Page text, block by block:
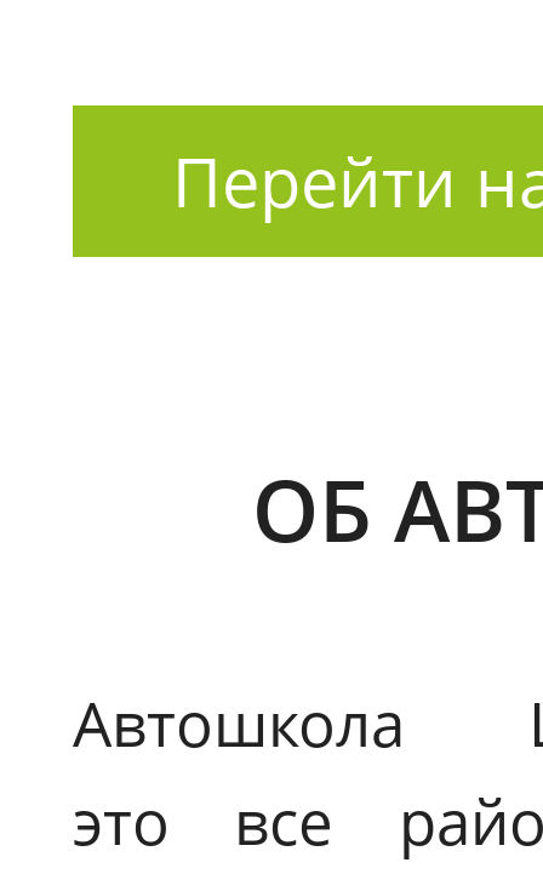
Перейти
ОБ
Автошкола
это все